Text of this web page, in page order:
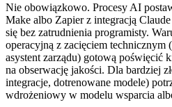
Nie obowiązkowo. Procesy AI
Make albo Zapier z integracją
się bez zatrudnienia programisty.
operacyjną z zacięciem technicznym
asystent zarządu) gotową poświęcić
na obserwację jakości. Dla bardziej
integracje, dotrenowane modele)
wdrożeniowy w modelu wsparcia